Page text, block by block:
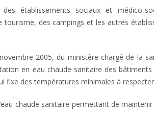
établissements sociaux et médico-
des campings et les autres
2005, du ministère chargé de la
en eau chaude sanitaire des bâtiments
fixe des températures minimales à
chaude sanitaire permettant de